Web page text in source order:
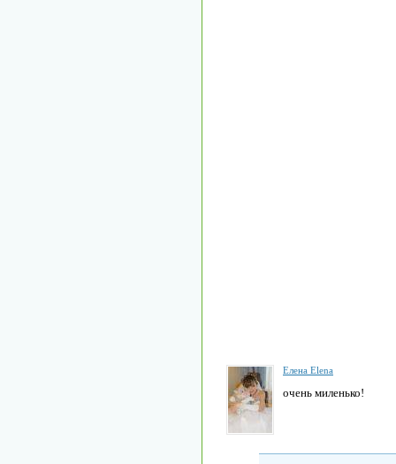
Елена Elena
очень миленько!